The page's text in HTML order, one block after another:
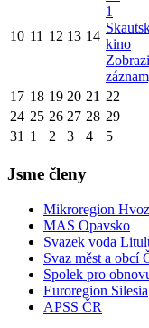
10 11 12 13 14
1
kino
17 18 19 20 21 22
24 25 26 27 28 29
31 1 2 3 4 5
Jsme členy
Mikroregion
MAS Opavsko
Svazek voda
Svaz měst a obcí
Spolek pro
Euroregion Silesia
APSS ČR